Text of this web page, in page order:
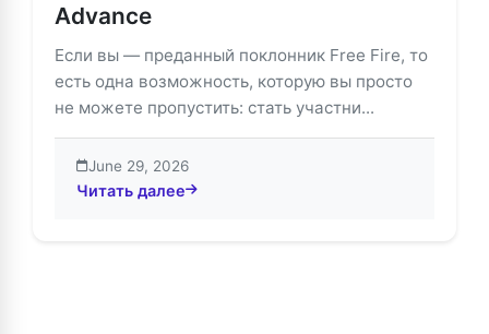
Advance
Если вы — преданный поклонник Free Fire, то
есть одна возможность, которую вы просто
не можете пропустить: стать участни...
June 29, 2026
Читать далее
about Разблокируйте эксклюзивные награды на